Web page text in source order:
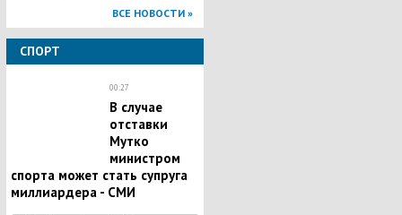
ВСЕ НОВОСТИ »
СПОРТ
00:27
В случае
отставки
Мутко
министром
спорта может стать супруга
миллиардера - СМИ